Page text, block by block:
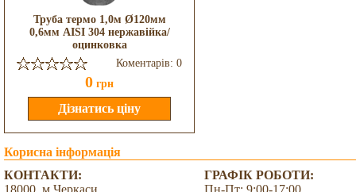
Труба термо 1,0м Ø120мм
0,6мм AISI 304 нержавійка/
оцинковка
Коментарів: 0
0 грн
Корисна інформація
КОНТАКТИ:
18000, м.Черкаси,
ГРАФІК РОБОТИ:
Пн-Пт: 9:00-17:00